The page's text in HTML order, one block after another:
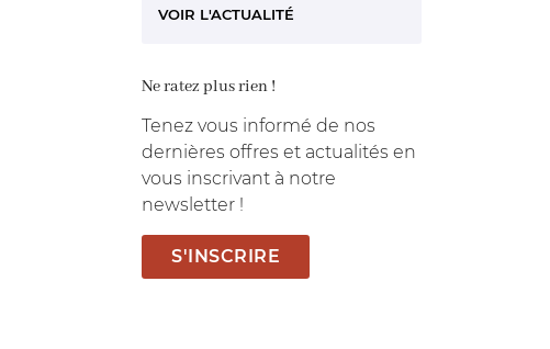
VOIR L'ACTUALITÉ
Ne ratez plus rien !
Tenez vous informé de nos
dernières offres et actualités en
vous inscrivant à notre
newsletter !
S'INSCRIRE